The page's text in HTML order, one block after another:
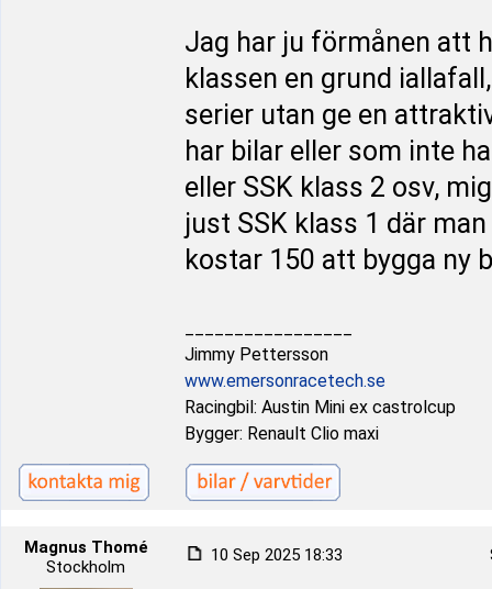
Jag har ju förmånen att
klassen en grund
serier utan ge en
har bilar eller som inte
eller SSK klass 2 osv,
just SSK klass 1 där
kostar 150 att bygga ny
Jimmy Pettersson
www.emersonracetech.se
Racingbil: Austin Mini ex castrolcup
Bygger: Renault Clio maxi
Magnus Thomé
Stockholm
10 Sep 2025 18:33